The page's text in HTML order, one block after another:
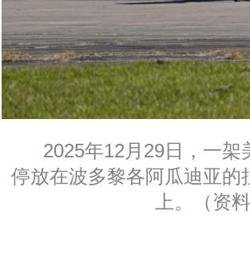
2025年12月29日，一架
停放在波多黎各阿瓜迪亚
上。（资